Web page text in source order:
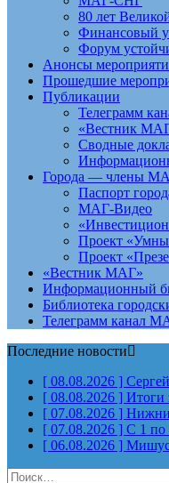
80 лет
Финансовый
Форум
Анонсы
Прошедшие
Публикации
Телеграмм
«Вестник
Сводные
Города — члены
Паспорт
МАГ-Видео
Проект
Проект
«Вестник МАГ»
Информационный
Библиотека
Телеграмм канал
Последние новости
[ 08.08.2026 ]
[ 08.08.2026 ] Итоги
[ 07.08.2026 ]
[ 07.08.2026 ] С 1 по
[ 06.08.2026 ]
Найти: